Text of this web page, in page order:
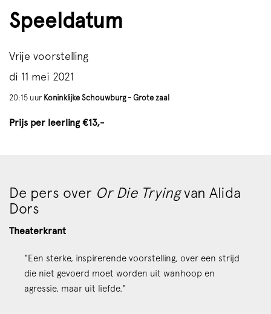
Speeldatum
Vrije voorstelling
di 11 mei 2021
20:15 uur Koninklijke Schouwburg - Grote zaal
Prijs per leerling €13,-
De pers over Or Die Tryingvan Alida
Dors
Theaterkrant
"Een sterke, inspirerende voorstelling, over een strijd
die niet gevoerd moet worden uit wanhoop en
agressie, maar uit liefde."